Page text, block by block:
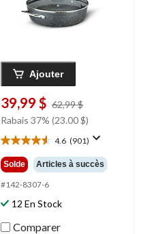
Ajouter
39,99 $ 62,99 $
était
Rabais 37% (23.00 $)
4.6 (901)
4.6
étoile(s)
sur
5.
901
évaluations
Solde Articles à succès
#142-8307-6
12 En Stock
Comparer